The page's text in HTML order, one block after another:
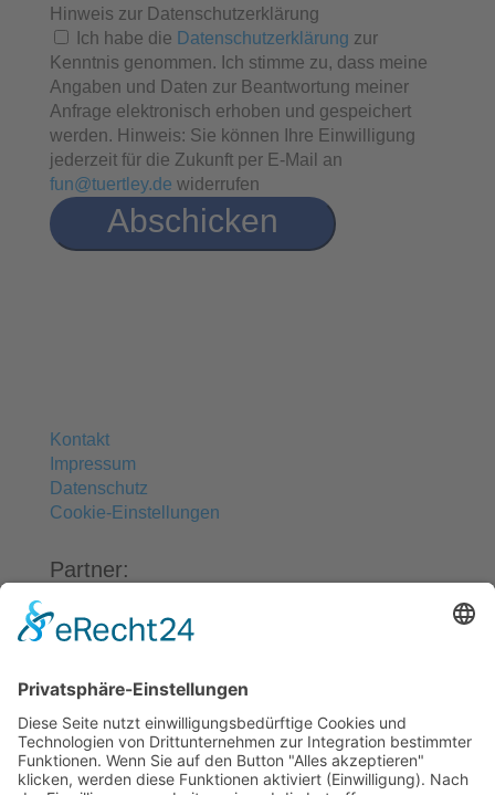
Hinweis zur Datenschutzerklärung
Ich habe die Datenschutzerklärung zur
Kenntnis genommen. Ich stimme zu, dass meine
Angaben und Daten zur Beantwortung meiner
Anfrage elektronisch erhoben und gespeichert
werden. Hinweis: Sie können Ihre Einwilligung
jederzeit für die Zukunft per E-Mail an
fun@tuertley.de widerrufen
Abschicken
Kontakt
Impressum
Datenschutz
Cookie-Einstellungen
Partner:
